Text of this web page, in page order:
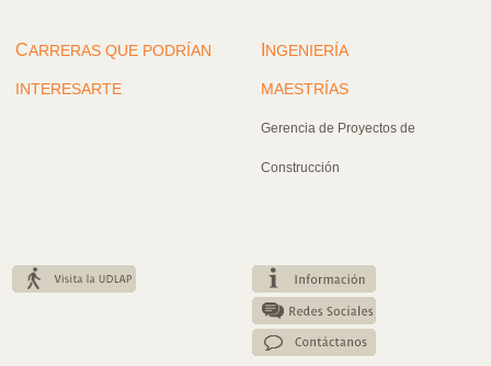
CARRERAS QUE PODRÍAN
INTERESARTE
NGENIERÍA
MAESTRÍAS
Gerencia de Proyectos de
Construcción